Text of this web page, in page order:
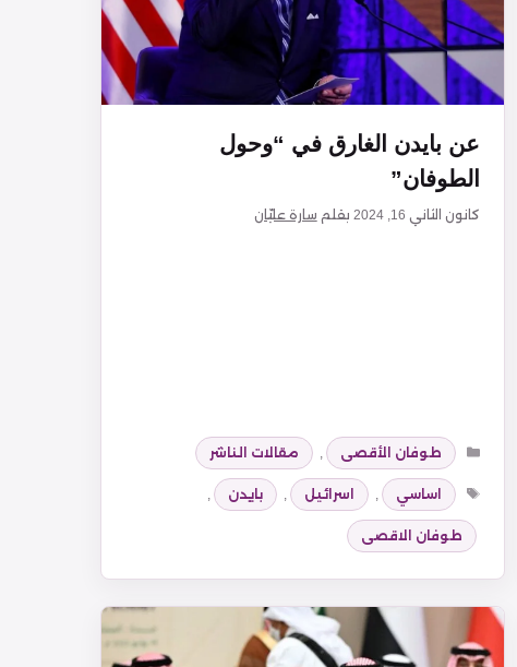
عن بايدن الغارق في “وحول
الطوفان”
كانون الثاني 16, 2024 بقلم سارة عليّان
التصنيفات
طوفان الأقصى ,
مقالات الناشر
الوسوم
اساسي , اسرائيل , بايدن ,
طوفان الاقصى